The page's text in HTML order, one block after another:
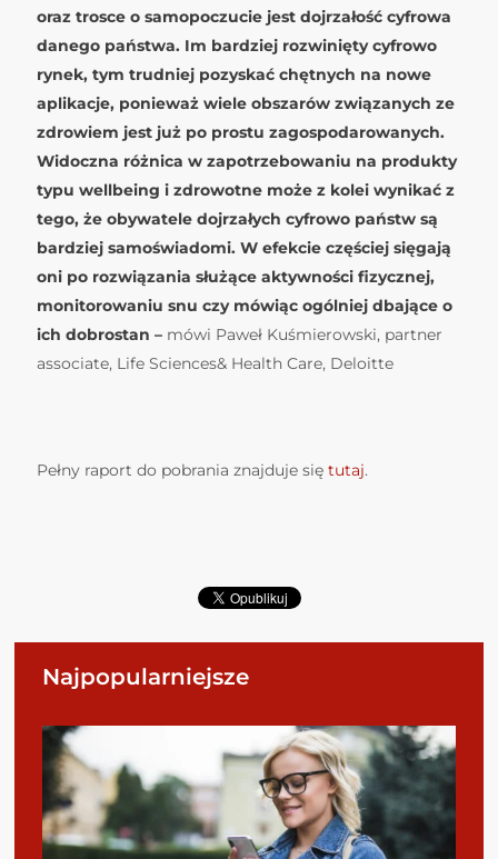
oraz trosce o samopoczucie jest dojrzałość cyfrowa
danego państwa. Im bardziej rozwinięty cyfrowo
rynek, tym trudniej pozyskać chętnych na nowe
aplikacje, ponieważ wiele obszarów związanych ze
zdrowiem jest już po prostu zagospodarowanych.
Widoczna różnica w zapotrzebowaniu na produkty
typu wellbeing i zdrowotne może z kolei wynikać z
tego, że obywatele dojrzałych cyfrowo państw są
bardziej samoświadomi. W efekcie częściej sięgają
oni po rozwiązania służące aktywności fizycznej,
monitorowaniu snu czy mówiąc ogólniej dbające o
ich dobrostan – mówi Paweł Kuśmierowski, partner
associate, Life Sciences& Health Care, Deloitte
Pełny raport do pobrania znajduje się tutaj.
Najpopularniejsze